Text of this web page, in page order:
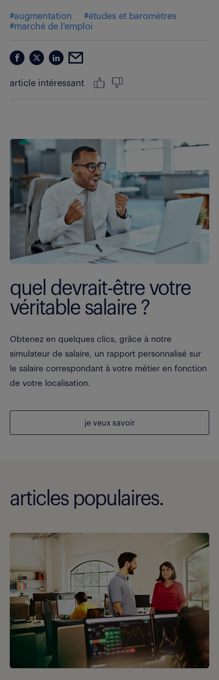
#augmentation
#études et baromètres
#marché de l'emploi
article intéressant
quel devrait-être votre
véritable salaire ?
Obtenez en quelques clics, grâce à notre
simulateur de salaire, un rapport personnalisé sur
le salaire correspondant à votre métier en fonction
de votre localisation.
je veux savoir
articles populaires.